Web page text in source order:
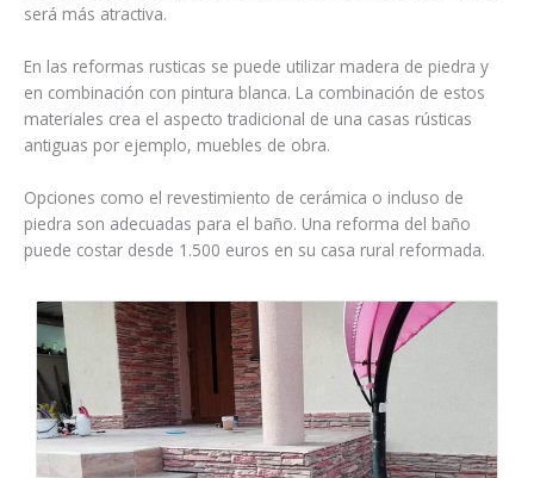
será más atractiva.
En las reformas rusticas se puede utilizar madera de piedra y
en combinación con pintura blanca. La combinación de estos
materiales crea el aspecto tradicional de una casas rústicas
antiguas por ejemplo, muebles de obra.
Opciones como el revestimiento de cerámica o incluso de
piedra son adecuadas para el baño. Una reforma del baño
puede costar desde 1.500 euros en su casa rural reformada.